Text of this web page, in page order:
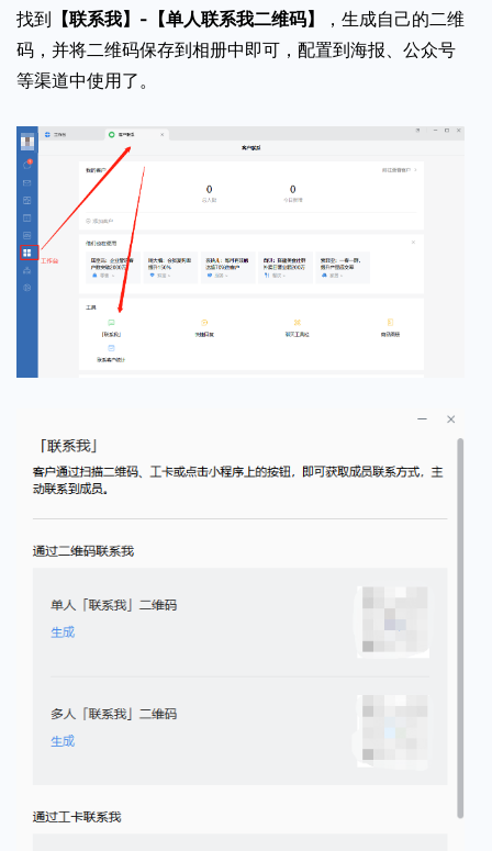
找到 【联系我】-【单人联系我二维码】
，生成自己的二维
码，并将二维码保存到相册中即可，配置到海报、公众号
等渠道中使用了。